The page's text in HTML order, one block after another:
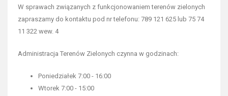
W sprawach związanych z funkcjonowaniem terenów zielonych
zapraszamy do kontaktu pod nr telefonu: 789 121 625 lub 75 74
11 322 wew. 4
Administracja Terenów Zielonych czynna w godzinach:
Poniedziałek 7:00 - 16:00
Wtorek 7:00 - 15:00